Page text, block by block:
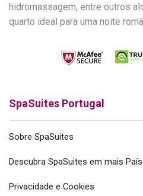
hidromassagem, entre outros
quarto ideal para uma noite
SpaSuites Portugal
Sobre SpaSuites
Descubra SpaSuites em mais
Privacidade e Cookies